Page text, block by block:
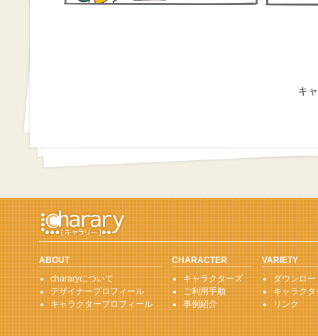
キ
ABOUT
chararyについて
デザイナープロフィール
キャラクタープロフィール
CHARACTER
キャラクターズ
ご利用手順
事例紹介
VARIETY
ダウンロ
キャラク
リンク